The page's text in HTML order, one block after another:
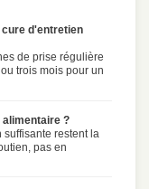
d'entretien
de prise régulière
trois mois pour un
?
restent la
pas en